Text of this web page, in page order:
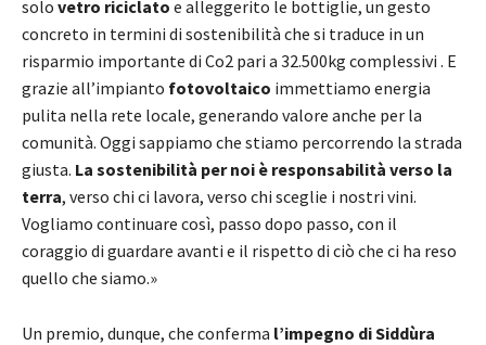
solo vetro riciclato e alleggerito le bottiglie, un gesto
concreto in termini di sostenibilità che si traduce in un
risparmio importante di Co2 pari a 32.500kg complessivi . E
grazie all’impianto fotovoltaico immettiamo energia
pulita nella rete locale, generando valore anche per la
comunità. Oggi sappiamo che stiamo percorrendo la strada
giusta. La sostenibilità per noi è responsabilità verso la
terra, verso chi ci lavora, verso chi sceglie i nostri vini.
Vogliamo continuare così, passo dopo passo, con il
coraggio di guardare avanti e il rispetto di ciò che ci ha reso
quello che siamo.»
Un premio, dunque, che conferma l’impegno di Siddùra